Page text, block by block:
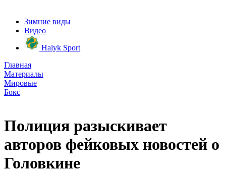
Зимние виды
Видео
Halyk Sport
Главная
Материалы
Мировые
Бокс
Полиция разыскивает
авторов фейковых новостей о
Головкине